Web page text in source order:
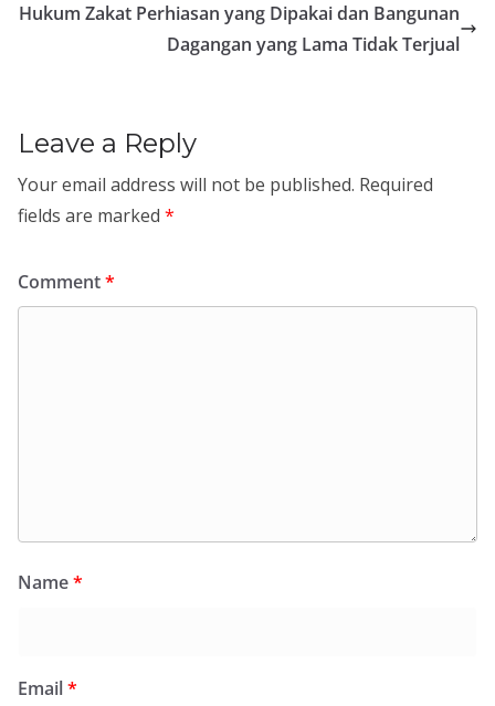
Hukum Zakat Perhiasan yang Dipakai dan Bangunan
Dagangan yang Lama Tidak Terjual
Leave a Reply
Your email address will not be published. Required
fields are marked *
Comment*
Name*
Email*